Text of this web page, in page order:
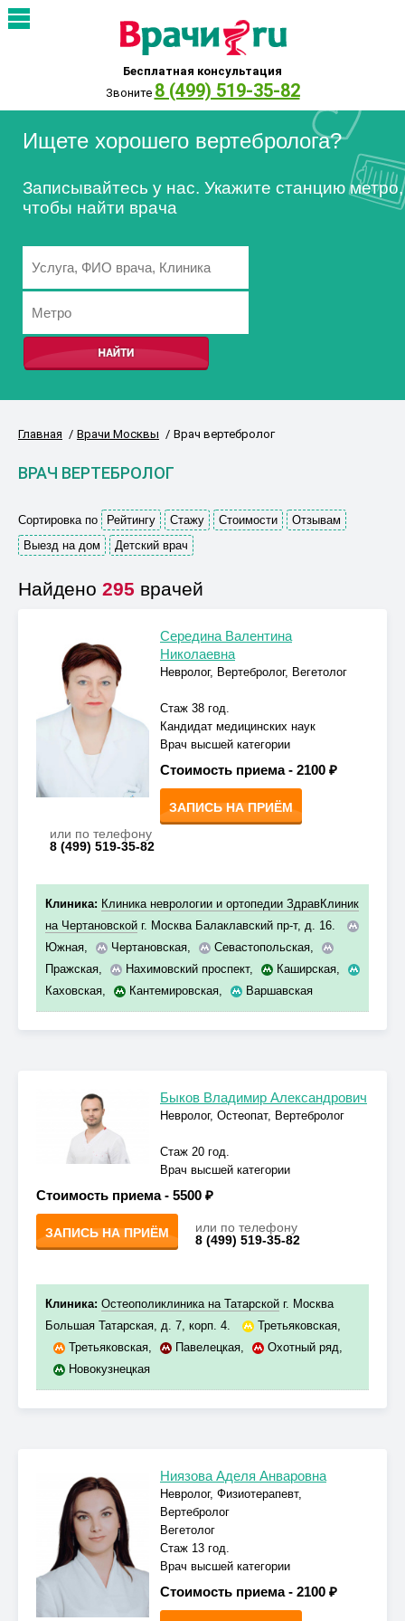
Бесплатная консультация
Звоните 8 (499) 519-35-82
Ищете хорошего вертебролога?
Записывайтесь у нас. Укажите станцию метро,
чтобы найти врача
Главная Врачи Москвы Врач вертебролог
ВРАЧ ВЕРТЕБРОЛОГ
Сортировка по Рейтингу Стажу Стоимости
Отзывам
Выезд на дом
Детский врач
Найдено 295 врачей
Середина Валентина
Николаевна
Невролог, Вертебролог, Вегетолог
Стаж 38 год.
Кандидат медицинских наук
Врач высшей категории
Стоимость приема - 2100 ₽
ЗАПИСЬ НА ПРИЁМ
или по телефону
8 (499) 519-35-82
Клиника: Клиника неврологии и ортопедии ЗдравКлиник
на Чертановской г. Москва Балаклавский пр-т, д. 16.
Южная, Чертановская, Севастопольская,
Пражская, Нахимовский проспект, Каширская,
Каховская, Кантемировская, Варшавская
Быков Владимир Александрович
Невролог, Остеопат, Вертебролог
Стаж 20 год.
Врач высшей категории
Стоимость приема - 5500 ₽
ЗАПИСЬ НА ПРИЁМ
или по телефону
8 (499) 519-35-82
Клиника: Остеополиклиника на Татарской г. Москва
Большая Татарская, д. 7, корп. 4.
Третьяковская,
Третьяковская, Павелецкая, Охотный ряд,
Новокузнецкая
Ниязова Аделя Анваровна
Невролог, Физиотерапевт,
Вертебролог
Вегетолог
Стаж 13 год.
Врач высшей категории
Стоимость приема - 2100 ₽